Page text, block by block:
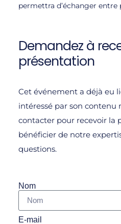
permettra d’échanger entre
Demandez à
présentation
Cet événement a déjà eu
intéressé par son contenu
contacter pour recevoir la
bénéficier de notre
questions.
Nom
E-mail